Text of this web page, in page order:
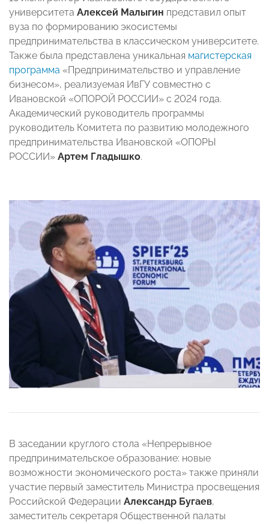
университета Алексей Малыгин представил опыт
вуза по формированию экосистемы
предпринимательства в классическом университете.
Также была представлена уникальная магистерская
программа «Предпринимательство и управление
бизнесом», реализуемая ИвГУ совместно с
Ивановской «ОПОРОЙ РОССИИ» с 2024 года.
Академический руководитель программы
руководитель Комитета по развитию молодежного
предпринимательства Ивановской «ОПОРЫ
РОССИИ» Артем Гладышко.
В заседании круглого стола «Непрерывное
предпринимательское образование: новые
возможности экономического роста» также приняли
участие первый заместитель Министра просвещения
Российской Федерации Александр Бугаев,
заместитель секретаря Общественной палаты